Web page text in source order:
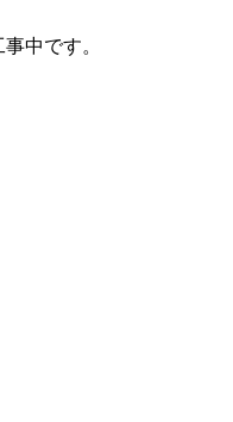
中です。